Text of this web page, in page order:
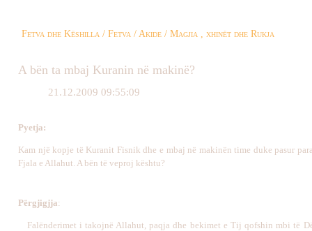
Fetva dhe Këshilla / Fetva / Akide / Magjia , xhinët dhe Rukja
A bën ta mbaj Kuranin në makinë?
21.12.2009 09:55:09
Pyetja:
Kam një kopje të Kuranit Fisnik dhe e mbaj në makinën time duke pasur
Fjala e Allahut. A bën të veproj kështu?
Përgjigjja:
Falënderimet i takojnë Allahut, paqja dhe bekimet e Tij qofshin mbi të